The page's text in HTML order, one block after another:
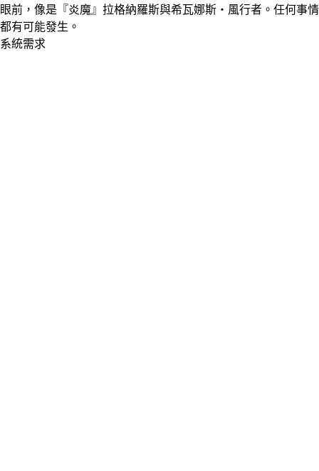
眼前，像是『炎魔』拉格納羅斯與希瓦娜斯‧風行者。任何事情
都有可能發生。
系統需求